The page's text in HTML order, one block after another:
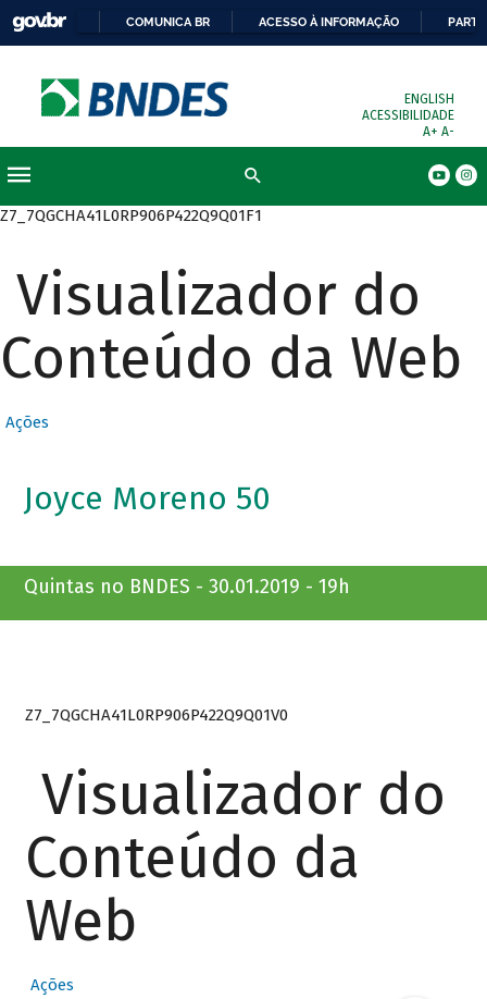
COMUNICA BR ACESSO À INFORMAÇÃO
ENGLISH
ACESSIBILIDADE
A+ A-
Z7_7QGCHA41L0RP906P422Q9Q01F1
Visualizador do
Conteúdo da Web
Ações
Joyce Moreno 50
Quintas no BNDES - 30.01.2019 - 19h
Z7_7QGCHA41L0RP906P422Q9Q01V0
Visualizador do
Conteúdo da
Web
Ações